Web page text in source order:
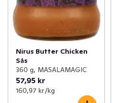
Nirus Butter Chicken
Sås
360 g, MASALAMAGIC
57,95 kr
160,97 kr /kg